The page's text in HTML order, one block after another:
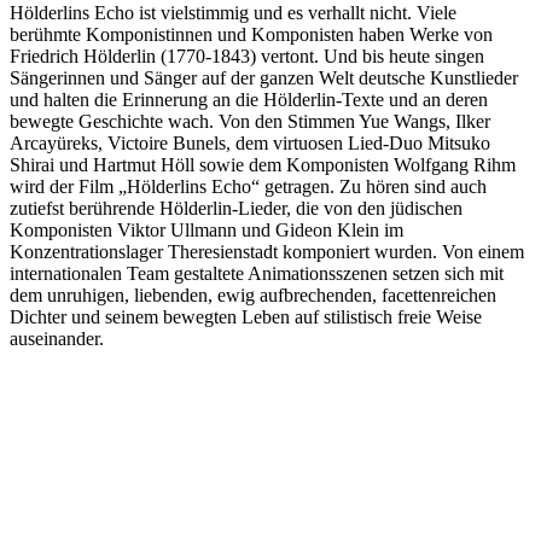
Hölderlins Echo ist vielstimmig und es verhallt nicht. Viele
berühmte Komponistinnen und Komponisten haben Werke von
Friedrich Hölderlin (1770-1843) vertont. Und bis heute singen
Sängerinnen und Sänger auf der ganzen Welt deutsche Kunstlieder
und halten die Erinnerung an die Hölderlin-Texte und an deren
bewegte Geschichte wach. Von den Stimmen Yue Wangs, Ilker
Arcayüreks, Victoire Bunels, dem virtuosen Lied-Duo Mitsuko
Shirai und Hartmut Höll sowie dem Komponisten Wolfgang Rihm
wird der Film „Hölderlins Echo“ getragen. Zu hören sind auch
zutiefst berührende Hölderlin-Lieder, die von den jüdischen
Komponisten Viktor Ullmann und Gideon Klein im
Konzentrationslager Theresienstadt komponiert wurden. Von einem
internationalen Team gestaltete Animationsszenen setzen sich mit
dem unruhigen, liebenden, ewig aufbrechenden, facettenreichen
Dichter und seinem bewegten Leben auf stilistisch freie Weise
auseinander.